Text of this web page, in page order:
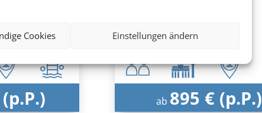
Cookies Einstellungen ändern
ab 895 € (p.P.)